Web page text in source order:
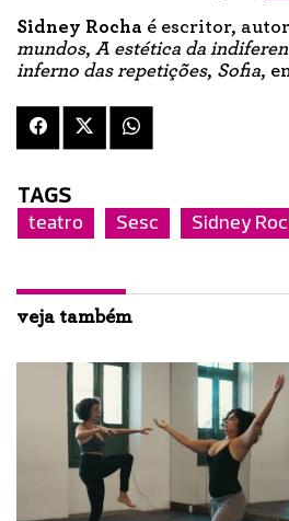
Sidney Rocha é escritor,
mundos, A estética da
inferno das repetições, Sofia,
TAGS
teatro Sesc Sidney
veja também